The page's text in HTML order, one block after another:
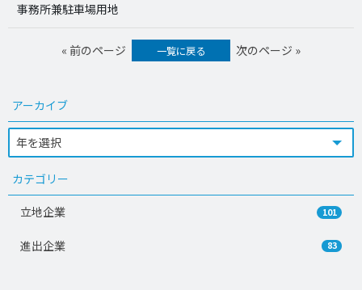
事務所兼駐車場用地
« 前のページ 一覧に戻る 次のページ »
アーカイブ
カテゴリー
立地企業 101
進出企業 83